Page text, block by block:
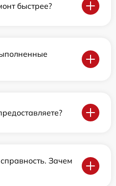
быстрее?
Зачем